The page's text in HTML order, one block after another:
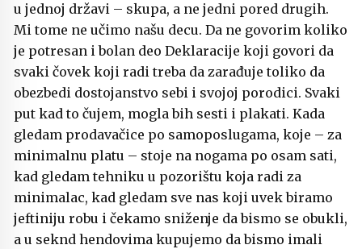
u jednoj državi – skupa, a ne jedni pored drugih.
Mi tome ne učimo našu decu. Da ne govorim koliko
je potresan i bolan deo Deklaracije koji govori da
svaki čovek koji radi treba da zarađuje toliko da
obezbedi dostojanstvo sebi i svojoj porodici. Svaki
put kad to čujem, mogla bih sesti i plakati. Kada
gledam prodavačice po samoposlugama, koje – za
minimalnu platu – stoje na nogama po osam sati,
kad gledam tehniku u pozorištu koja radi za
minimalac, kad gledam sve nas koji uvek biramo
jeftiniju robu i čekamo sniženje da bismo se obukli,
a u seknd hendovima kupujemo da bismo imali